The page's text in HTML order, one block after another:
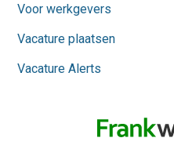
Voor werkgevers
Vacature plaatsen
Vacature Alerts